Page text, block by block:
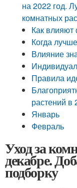
на 2022 год.
комнатных
Как
Когда
Влияние
Правила
растений в
Январь
Февраль
Уход за
декабре.
подборку